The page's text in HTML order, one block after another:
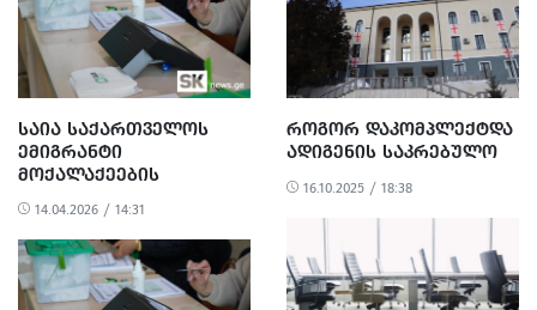
ᲡᲐᲘᲐ ᲡᲐᲥᲐᲠᲗᲕᲔᲚᲝᲡ
ᲔᲛᲘᲒᲠᲐᲜᲢᲘ
ᲛᲝᲥᲐᲚᲐᲥᲔᲔᲑᲘᲡ
ᲡᲐᲐᲠᲩᲔᲕᲜᲝ ᲣᲤᲚᲔᲑᲘᲡ
ᲓᲐᲡᲐᲪᲐᲕᲐᲓ
ᲡᲢᲠᲐᲢᲔᲒᲘᲣᲚ
ᲡᲐᲛᲐᲠᲗᲐᲚᲬᲐᲠᲛᲝᲔᲑᲐᲡ
ᲘᲬᲧᲔᲑᲡ
14.04.2026 / 14:31
ᲠᲝᲒᲝᲠ ᲓᲐᲙᲝᲛᲞᲚᲔᲥᲢᲓᲐ
ᲐᲓᲘᲒᲔᲜᲘᲡ ᲡᲐᲙᲠᲔᲑᲣᲚᲝ
16.10.2025 / 18:38